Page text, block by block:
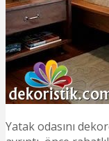
Yatak odasını